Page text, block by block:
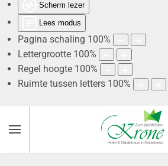
Scherm lezer
Lees modus
Pagina schaling 100%
Lettergrootte 100%
Regel hoogte 100%
Ruimte tussen letters 100%